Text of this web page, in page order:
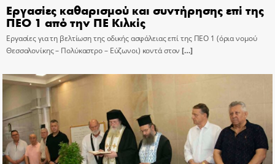
Εργασίες καθαρισμού και συντήρησης επί της
ΠΕΟ 1 από την ΠΕ Κιλκίς
Εργασίες για τη βελτίωση της οδικής ασφάλειας επί της ΠΕΟ 1 (όρια νομού
Θεσσαλονίκης – Πολύκαστρο – Εύζωνοι) κοντά στον […]